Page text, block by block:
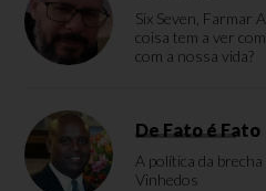
Six Seven, Farmar
coisa tem a ver
com a nossa vida?
De Fato é Fato
A política da
Vinhedos